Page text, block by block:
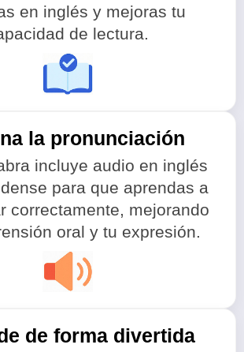
en inglés y mejoras tu
de lectura.
la pronunciación
incluye audio en inglés
para que aprendas a
correctamente, mejorando
oral y tu expresión.
de forma divertida